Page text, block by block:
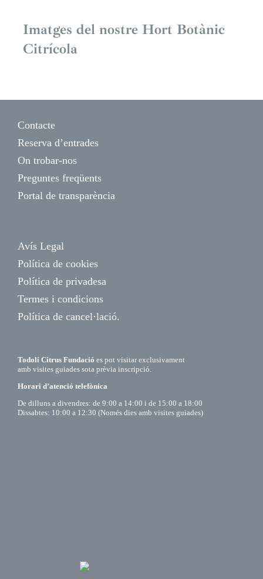
Imatges del nostre Hort Botànic
Citrícola
Contacte
Reserva d’entrades
On trobar-nos
Preguntes freqüents
Portal de transparència
Avís Legal
Política de cookies
Política de privadesa
Termes i condicions
Política de cancel·lació.
Todolí Citrus Fundació es pot visitar exclusivament
amb visites guiades sota prèvia inscripció.
Horari d’atenció telefònica
De dilluns a divendres: de 9:00 a 14:00 i de 15:00 a 18:00
Dissabtes: 10:00 a 12:30 (Només dies amb visites guiades)